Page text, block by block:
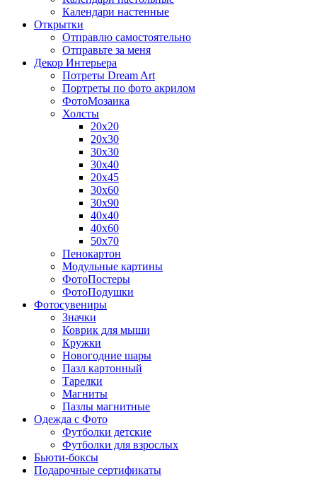
Календари настенные
Открытки
Отправлю самостоятельно
Отправьте за меня
Декор Интерьера
Потреты Dream Art
Портреты по фото акрилом
ФотоМозаика
Холсты
20х20
20х30
30х30
30х40
20х45
30х60
30х90
40х40
40х60
50х70
Пенокартон
Модульные картины
ФотоПостеры
ФотоПодушки
Фотоcувениры
Значки
Коврик для мыши
Кружки
Новогодние шары
Пазл картонный
Тарелки
Магниты
Пазлы магнитные
Одежда с Фото
Футболки детские
Футболки для взрослых
Бьюти-боксы
Подарочные сертификаты